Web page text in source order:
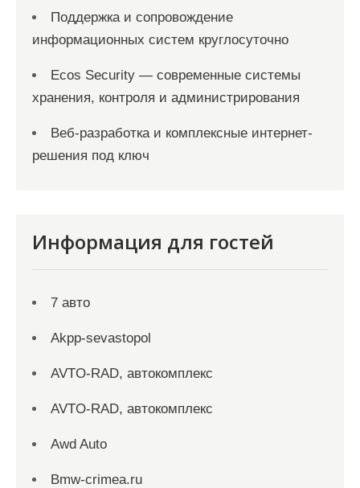
Поддержка и сопровождение
информационных систем круглосуточно
Ecos Security — современные системы
хранения, контроля и администрирования
Веб-разработка и комплексные интернет-
решения под ключ
Информация для гостей
7 авто
Akpp-sevastopol
AVTO-RAD, автокомплекс
AVTO-RAD, автокомплекс
Awd Auto
Bmw-crimea.ru